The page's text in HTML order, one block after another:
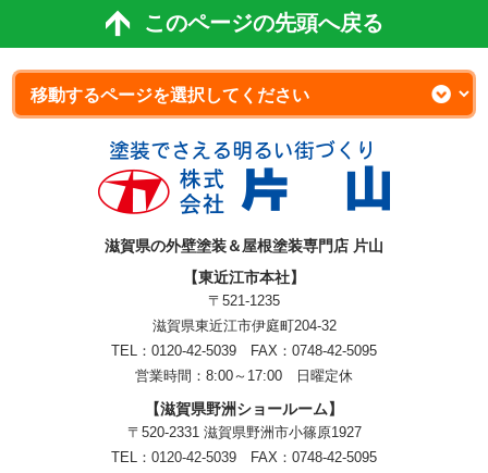
このページの先頭へ戻る
滋賀県の外壁塗装＆屋根塗装専門店 片山
【東近江市本社】
〒521-1235
滋賀県東近江市伊庭町204-32
TEL：0120-42-5039 FAX：0748-42-5095
営業時間：8:00～17:00 日曜定休
【滋賀県野洲ショールーム】
〒520-2331 滋賀県野洲市小篠原1927
TEL： 0120-42-5039 FAX：0748-42-5095